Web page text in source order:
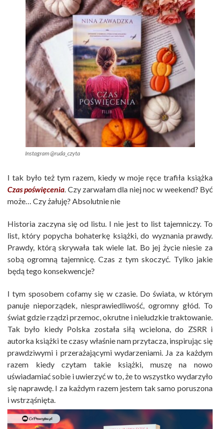
Instagram @ruda_czyta
I tak było też tym razem, kiedy w moje ręce trafiła książka
Czas poświęcenia. Czy zarwałam dla niej noc w weekend? Być
może… Czy żałuję? Absolutnie nie
Historia zaczyna się od listu. I nie jest to list tajemniczy. To
list, który popycha bohaterkę książki, do wyznania prawdy.
Prawdy, którą skrywała tak wiele lat. Bo jej życie niesie za
sobą ogromną tajemnicę. Czas z tym skoczyć. Tylko jakie
będą tego konsekwencje?
I tym sposobem cofamy się w czasie. Do świata, w którym
panuje nieporządek, niesprawiedliwość, ogromny głód. To
świat gdzie rządzi przemoc, okrutne i nieludzkie traktowanie.
Tak było kiedy Polska została siłą wcielona, do ZSRR i
autorka książki te czasy właśnie nam przytacza, inspirując się
prawdziwymi i przerażającymi wydarzeniami. Ja za każdym
razem kiedy czytam takie książki, muszę na nowo
uświadamiać sobie i uwierzyć w to, że to wszystko wydarzyło
się naprawdę. I za każdym razem jestem tak samo poruszona
i wstrząśnięta.